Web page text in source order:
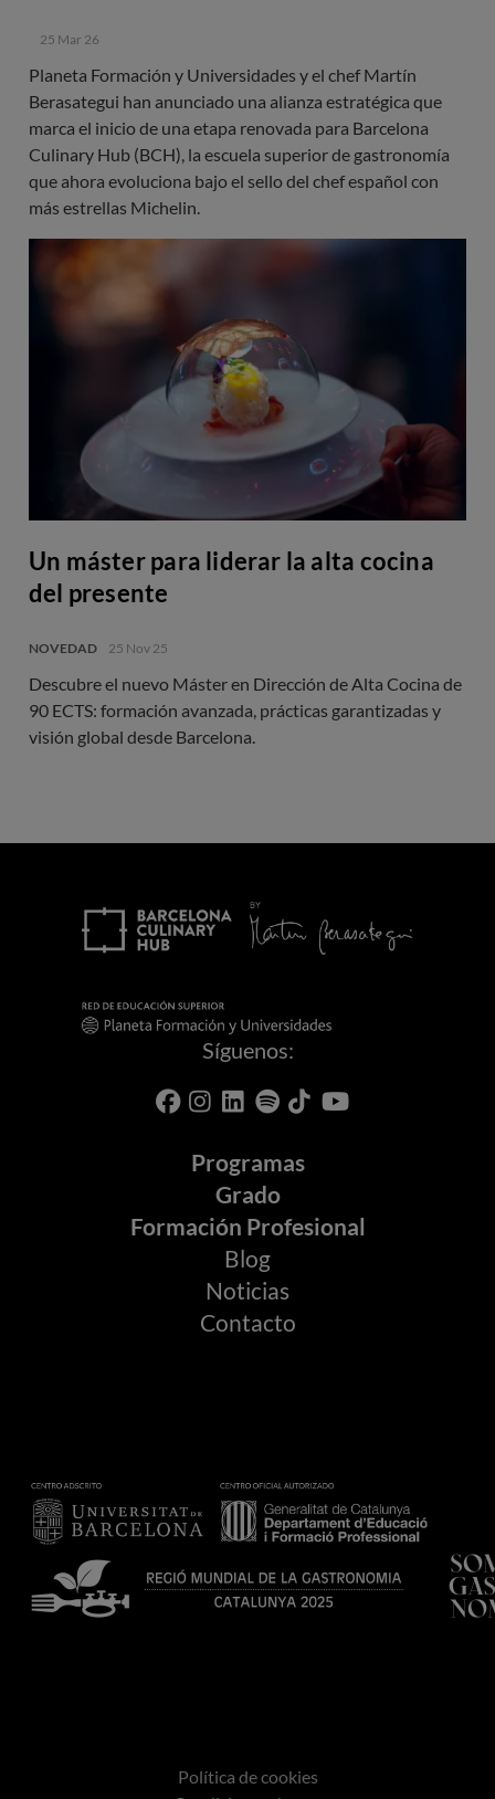
25 Mar 26
Planeta Formación y Universidades y el chef Martín
Berasategui han anunciado una alianza estratégica que
marca el inicio de una etapa renovada para Barcelona
Culinary Hub (BCH), la escuela superior de gastronomía
que ahora evoluciona bajo el sello del chef español con
más estrellas Michelin.
Un máster para liderar la alta cocina
del presente
NOVEDAD 25 Nov 25
Descubre el nuevo Máster en Dirección de Alta Cocina de
90 ECTS: formación avanzada, prácticas garantizadas y
visión global desde Barcelona.
Síguenos:
Programas
Grado
Formación Profesional
Blog
Noticias
Contacto
Política de cookies